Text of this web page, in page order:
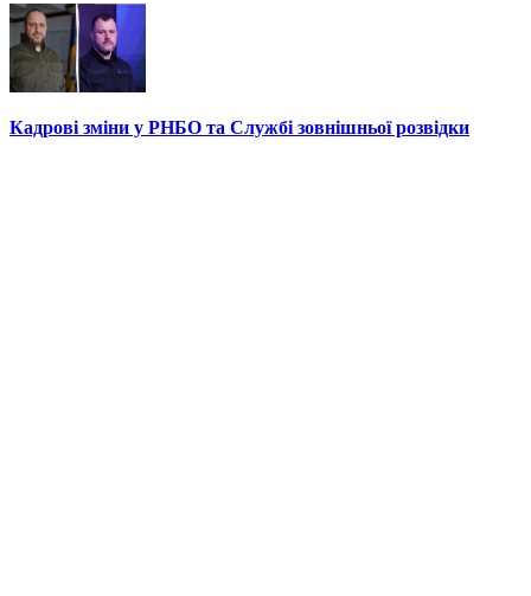
Кадрові зміни у РНБО та Службі зовнішньої розвідки